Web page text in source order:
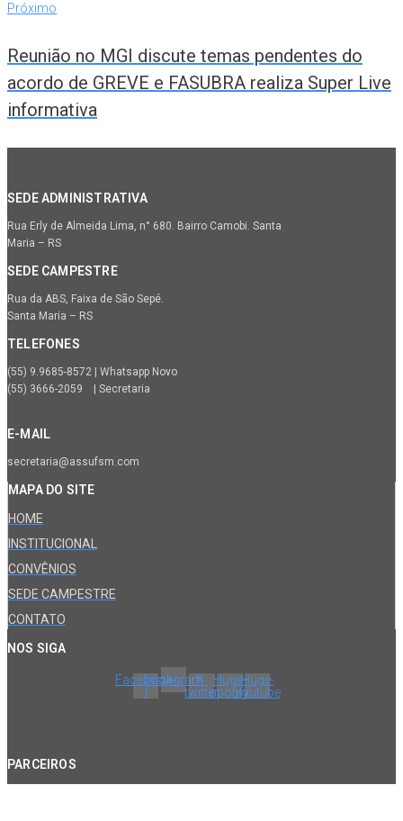
Próximo
Reunião no MGI discute temas pendentes do
acordo de GREVE e FASUBRA realiza Super Live
informativa
SEDE ADMINISTRATIVA
Rua Erly de Almeida Lima, n° 680. Bairro Camobi. Santa
Maria – RS
SEDE CAMPESTRE
Rua da ABS, Faixa de São Sepé.
Santa Maria – RS
TELEFONES
(55) 9.9685-8572 | Whatsapp Novo
(55) 3666-2059 | Secretaria
E-MAIL
secretaria@assufsm.com
MAPA DO SITE
HOME
INSTITUCIONAL
CONVÊNIOS
SEDE CAMPESTRE
CONTATO
NOS SIGA
Facebook-
f
InstagramX-
twitter
Huge-
spotify
Huge-
youtube
PARCEIROS